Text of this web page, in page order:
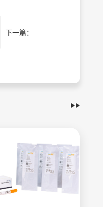
下一篇：